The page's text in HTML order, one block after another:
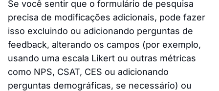
Se você sentir que o formulário de pesquisa
precisa de modificações adicionais, pode fazer
isso excluindo ou adicionando perguntas de
feedback, alterando os campos (por exemplo,
usando uma escala Likert ou outras métricas
como NPS, CSAT, CES ou adicionando
perguntas demográficas, se necessário) ou